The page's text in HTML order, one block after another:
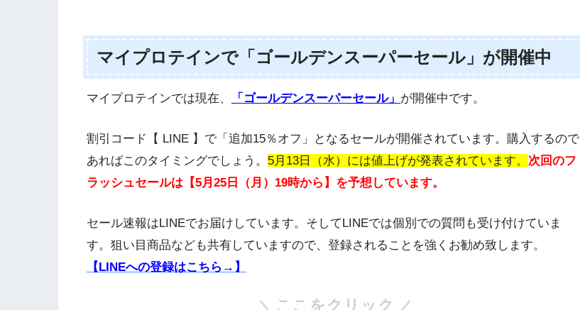
マイプロテインで「ゴールデンスーパーセール」が開催中
マイプロテインでは現在、 「ゴールデンスーパーセール」 が開催中です。
割引コード【 LINE 】で「追加15％オフ」となるセールが開催されています。購入するので
あればこのタイミングでしょう。 5月13日（水）には値上げが発表されています。 次回のフ
ラッシュセールは【5月25日（月）19時から】を予想しています。
セール速報はLINEでお届けしています。そしてLINEでは個別での質問も受け付けていま
す。狙い目商品なども共有していますので、登録されることを強くお勧め致します。
【LINEへの登録はこちら→】
ここをクリック